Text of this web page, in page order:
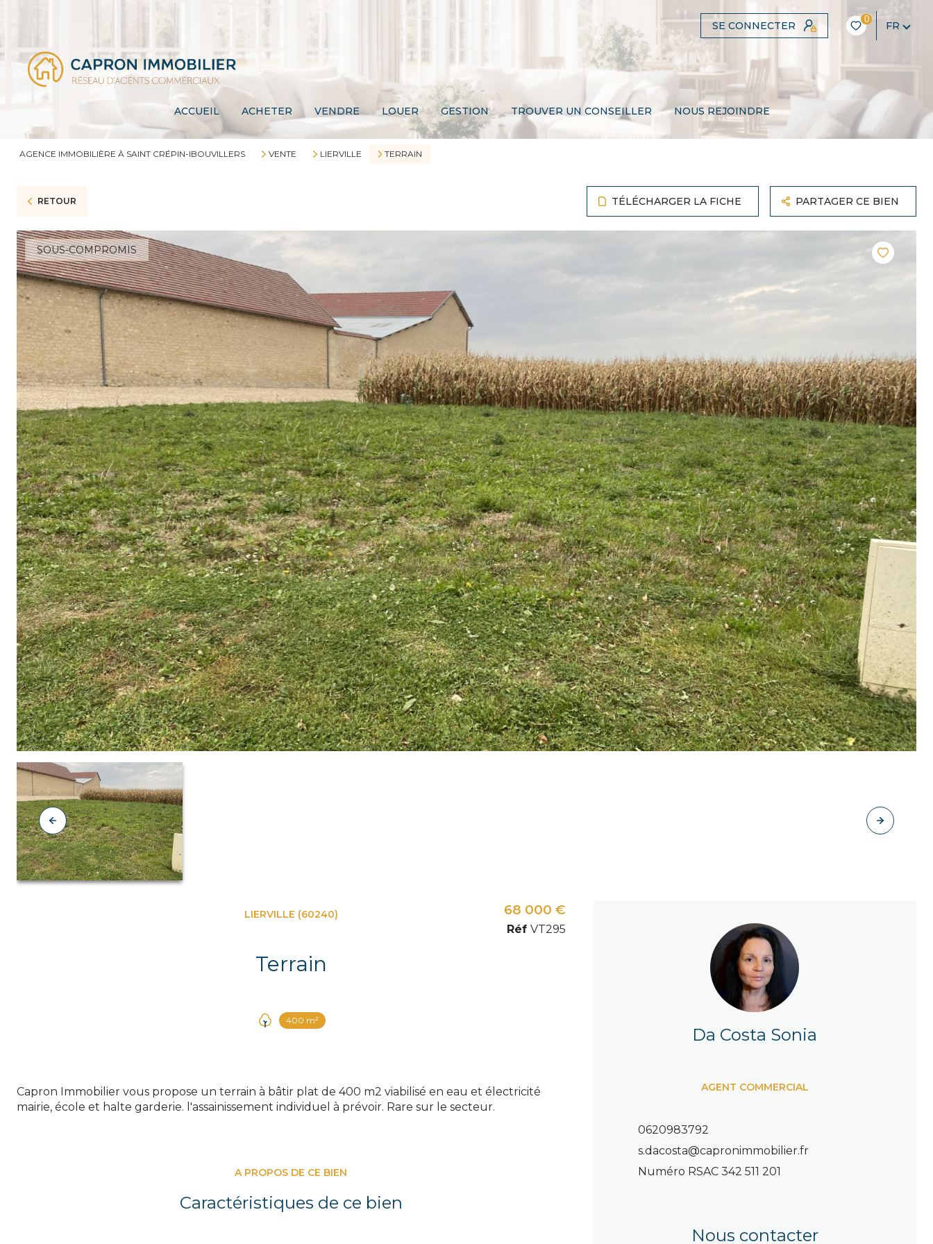
SE CONNECTER
0
FR
ACCUEIL ACHETER VENDRE LOUER GESTION TROUVER UN CONSEILLER NOUS REJOINDRE
AGENCE IMMOBILIÈRE À SAINT CRÉPIN-IBOUVILLERS VENTE LIERVILLE TERRAIN
RETOUR TÉLÉCHARGER LA FICHE PARTAGER CE BIEN
SOUS-COMPROMIS
LIERVILLE (60240)
Terrain
400 m²
68 000 €
Réf VT295
Capron Immobilier vous propose un terrain à bâtir plat de 400 m2 viabilisé en eau et électricité
mairie, école et halte garderie. l'assainissement individuel à prévoir. Rare sur le secteur.
A PROPOS DE CE BIEN
Caractéristiques de ce bien
Da Costa Sonia
AGENT COMMERCIAL
0620983792
s.dacosta@capronimmobilier.fr
Numéro RSAC 342 511 201
Nous contacter